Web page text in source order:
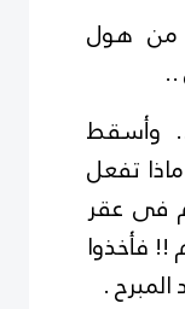
من هول
..
وأسقط
تفعل
فى عقر
فأخذوا
المبرح .